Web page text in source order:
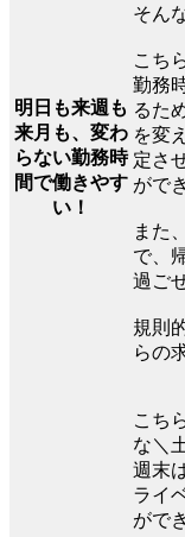
明日も来週も
来月も、変わ
らない勤務時
間で働きやす
い！
そん
こち
勤務
るた
を変
定さ
がで
また
で、
過ご
規則
らの
こち
な＼
週末
ライ
がで